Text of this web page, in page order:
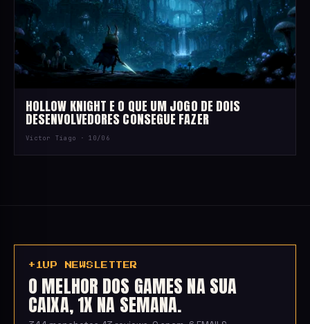
HOLLOW KNIGHT E O QUE UM JOGO DE DOIS
DESENVOLVEDORES CONSEGUE FAZER
Victor Tiago ·10/06
+1UP NEWSLETTER
O MELHOR DOS GAMES NA SUA
CAIXA, 1X NA SEMANA.